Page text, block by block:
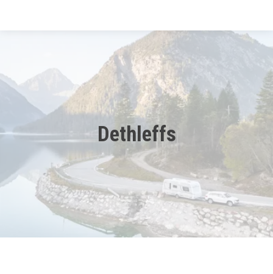
Startside
Campingvogner
Kampanje
Tilhenger
Verksted
Dethleffs